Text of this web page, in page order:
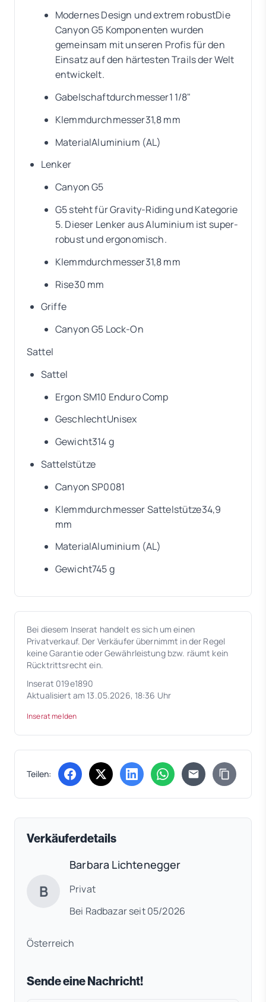
Modernes Design und extrem robustDie
Canyon G5 Komponenten wurden
gemeinsam mit unseren Profis für den
Einsatz auf den härtesten Trails der Welt
entwickelt.
Gabelschaftdurchmesser1 1/8"
Klemmdurchmesser31,8 mm
MaterialAluminium (AL)
Lenker
Canyon G5
G5 steht für Gravity-Riding und Kategorie
5. Dieser Lenker aus Aluminium ist super-
robust und ergonomisch.
Klemmdurchmesser31,8 mm
Rise30 mm
Griffe
Canyon G5 Lock-On
Sattel
Sattel
Ergon SM10 Enduro Comp
GeschlechtUnisex
Gewicht314 g
Sattelstütze
Canyon SP0081
Klemmdurchmesser Sattelstütze34,9
mm
MaterialAluminium (AL)
Gewicht745 g
Bei diesem Inserat handelt es sich um einen
Privatverkauf. Der Verkäufer übernimmt in der Regel
keine Garantie oder Gewährleistung bzw. räumt kein
Rücktrittsrecht ein.
Inserat 019e1890
Aktualisiert am 13.05.2026, 18:36 Uhr
Inserat melden
Teilen: (öffnet in neuem Tab)
(öffnet in neuem Tab)
(öffnet in neuem Tab)
(öffnet in neuem Tab)
Verkäuferdetails
B
Barbara Lichtenegger
Privat
Bei Radbazar seit 05/2026
Österreich
Sende eine Nachricht!